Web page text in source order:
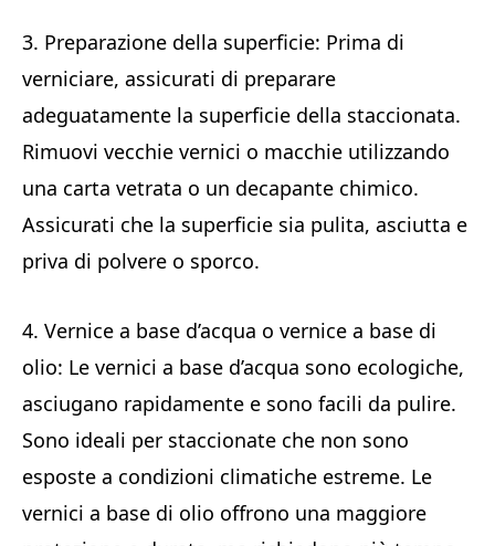
3. Preparazione della superficie: Prima di
verniciare, assicurati di preparare
adeguatamente la superficie della staccionata.
Rimuovi vecchie vernici o macchie utilizzando
una carta vetrata o un decapante chimico.
Assicurati che la superficie sia pulita, asciutta e
priva di polvere o sporco.
4. Vernice a base d’acqua o vernice a base di
olio: Le vernici a base d’acqua sono ecologiche,
asciugano rapidamente e sono facili da pulire.
Sono ideali per staccionate che non sono
esposte a condizioni climatiche estreme. Le
vernici a base di olio offrono una maggiore